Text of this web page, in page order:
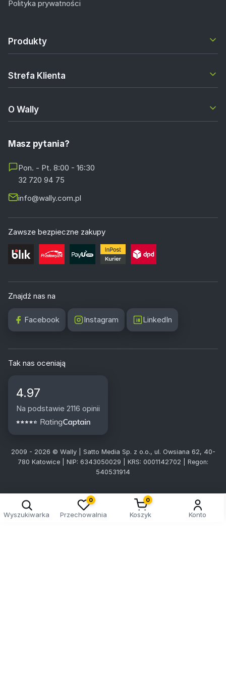
Polityka prywatności
Produkty
Strefa Klienta
O Wally
Masz pytania?
Pon. - Pt. 8:00 - 16:30
32 720 94 75
info@wally.com.pl
Zawsze bezpieczne zakupy
Znajdź nas na
Facebook Instagram LinkedIn
Tak nas oceniają
4.97
Na podstawie 2116 opinii
2009 - 2026 © Wally | Satto Media Sp. z o.o., ul. Owsiana 62, 40-
780 Katowice | NIP: 6343050029 | KRS: 0001142702 | Regon:
540531914
Wyszukiwarka
0
Przechowalnia
0
Koszyk Konto